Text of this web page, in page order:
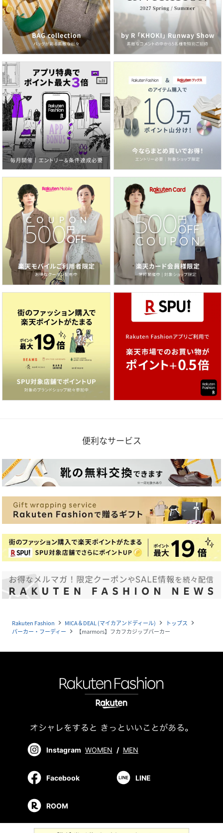
便利なサービス
Rakuten Fashion navigate_next MICA＆DEAL (マイカアンドディール) navigate_next トップス navigate_next
パーカー・フーディー navigate_next 【marmors】フカフカジップパーカー
Instagram WOMEN / MEN
Facebook LINE
ROOM